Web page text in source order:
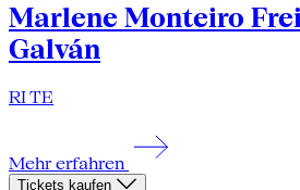
Marlene Monteiro
Galván
RI TE
Mehr erfahren
Tickets kaufen